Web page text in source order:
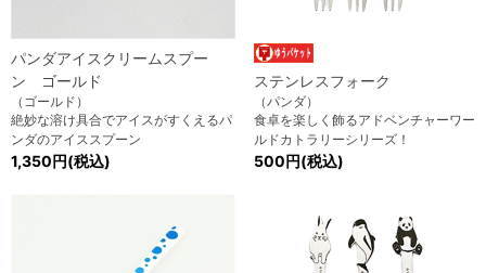
パンダアイスクリームスプー
ン ゴールド
（ゴールド）
絶妙な溶け具合でアイスがすくえるパ
ンダのアイススプーン
1,350円(税込)
ステンレスフォーク
（パンダ）
食卓を楽しく飾るアドベンチャーワー
ルドカトラリーシリーズ！
500円(税込)